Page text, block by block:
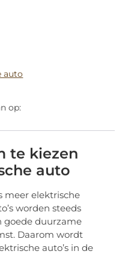
auto
op:
te kiezen
auto
meer elektrische
worden steeds
goede duurzame
Daarom wordt
auto’s in de